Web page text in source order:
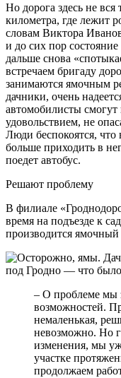
Но дорога здесь не вся
километра, где лежит
словам Виктора
и до сих пор
дальше снова
встречаем бригаду
занимаются ямочным
дачники, очень
автомобилисты смогут
удовольствием, не
Люди беспокоятся, что
больше приходить в
поедет автобус.
Решают проблему
В филиале
время на подъезде к
производится ямочный
– О проблеме мы
возможностей.
немаленькая,
невозможно. Но
изменения, мы
участке
продолжаем